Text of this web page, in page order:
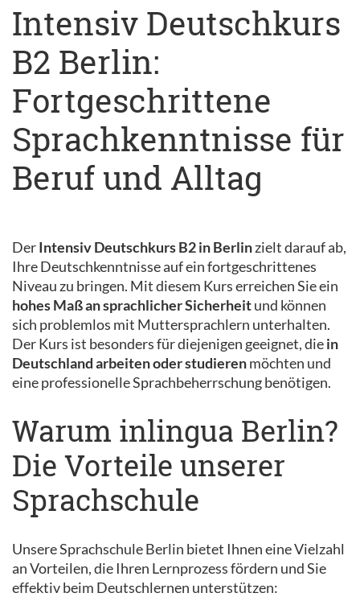
Intensiv Deutschkurs
B2 Berlin:
Fortgeschrittene
Sprachkenntnisse für
Beruf und Alltag
DerIntensiv Deutschkurs B2 in Berlinzielt darauf ab,
Ihre Deutschkenntnisse auf ein fortgeschrittenes
Niveau zu bringen. Mit diesem Kurs erreichen Sie ein
hohes Maß an sprachlicher Sicherheitund können
sich problemlos mit Muttersprachlern unterhalten.
Der Kurs ist besonders für diejenigen geeignet, diein
Deutschland arbeiten oder studierenmöchten und
eine professionelle Sprachbeherrschung benötigen.
Warum inlingua Berlin?
Die Vorteile unserer
Sprachschule
Unsere Sprachschule Berlin bietet Ihnen eine Vielzahl
an Vorteilen, die Ihren Lernprozess fördern und Sie
effektiv beim Deutschlernen unterstützen: